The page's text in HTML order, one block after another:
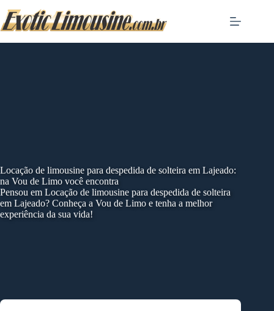
to
content
Locação de limousine para despedida de solteira em Lajeado:
na Vou de Limo você encontra
Pensou em Locação de limousine para despedida de solteira
em Lajeado? Conheça a Vou de Limo e tenha a melhor
experiência da sua vida!